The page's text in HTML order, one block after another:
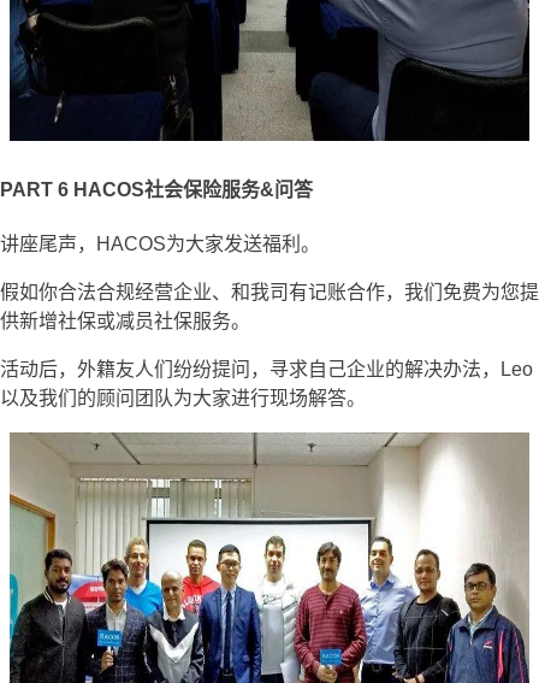
PART 6 HACOS社会保险服务&问答
讲座尾声，HACOS为大家发送福利。
假如你合法合规经营企业、和我司有记账合作，我们免费为您提
供新增社保或减员社保服务。
活动后，外籍友人们纷纷提问，寻求自己企业的解决办法，Leo
以及我们的顾问团队为大家进行现场解答。